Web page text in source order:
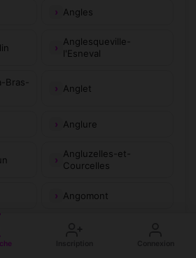
Angles
Anglesqueville-
l'Esneval
Anglet
Anglure
Angluzelles-et-
Courcelles
Angomont